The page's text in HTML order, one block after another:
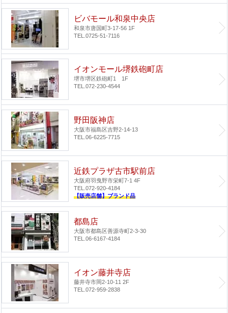
ビバモール和泉中央店
和泉市唐国町3-17-56 1F
TEL.0725-51-7116
イオンモール堺鉄砲町店
堺市堺区鉄砲町1 1F
TEL.072-230-4544
野田阪神店
大阪市福島区吉野2-14-13
TEL.06-6225-7715
近鉄プラザ古市駅前店
大阪府羽曳野市栄町7-1 4F
TEL.072-920-4184
【販売店舗】ブランド品
都島店
大阪市都島区善源寺町2-3-30
TEL.06-6167-4184
イオン藤井寺店
藤井寺市岡2-10-11 2F
TEL.072-959-2838